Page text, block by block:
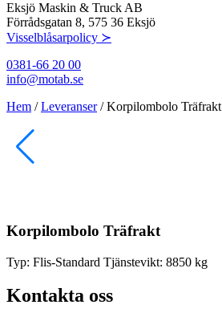
Eksjö Maskin & Truck AB
Förrådsgatan 8, 575 36 Eksjö
Visselblåsarpolicy ≻
0381-66 20 00
info@motab.se
Hem /Leveranser/Korpilombolo Träfrakt
Korpilombolo Träfrakt
Typ: Flis-Standard Tjänstevikt: 8850 kg
Kontakta oss